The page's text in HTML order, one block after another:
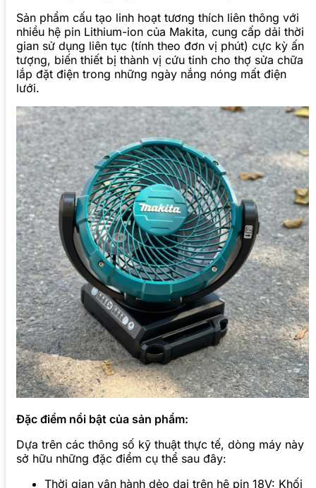
Sản phẩm cấu tạo linh hoạt tương thích liên thông với
nhiều hệ pin Lithium-ion của Makita, cung cấp dải thời
gian sử dụng liên tục (tính theo đơn vị phút) cực kỳ ấn
tượng, biến thiết bị thành vị cứu tinh cho thợ sửa chữa
lắp đặt điện trong những ngày nắng nóng mất điện
lưới.
Đặc điểm nổi bật của sản phẩm:
Dựa trên các thông số kỹ thuật thực tế, dòng máy này
sở hữu những đặc điểm cụ thể sau đây:
Thời gian vận hành dẻo dai trên hệ pin 18V: Khối